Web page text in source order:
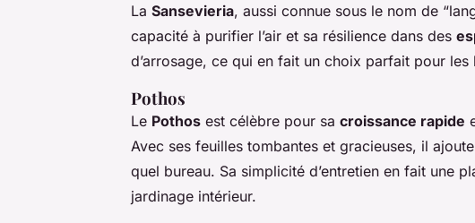
La Sansevieria, aussi connue sous le nom de
capacité à purifier l’air et sa résilience dans des
d’arrosage, ce qui en fait un choix parfait pour
Pothos
Le Pothos est célèbre pour sa croissance rapide
Avec ses feuilles tombantes et gracieuses, il
quel bureau. Sa simplicité d’entretien en fait une
jardinage intérieur.